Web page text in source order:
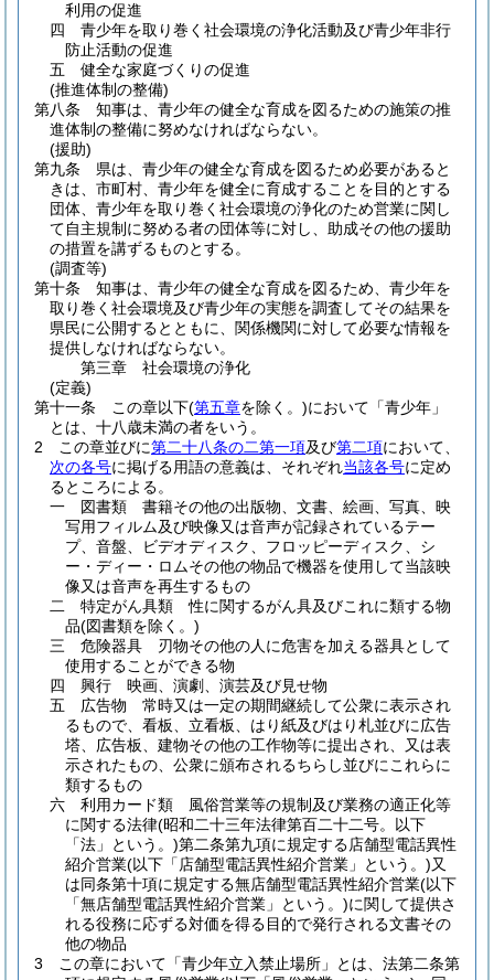
利用の促進
四
青少年を取り巻く社会環境の浄化活動及び青少年非行
防止活動の促進
五
健全な家庭づくりの促進
(推進体制の整備)
第八条
知事は、青少年の健全な育成を図るための施策の推
進体制の整備に努めなければならない。
(援助)
第九条
県は、青少年の健全な育成を図るため必要があると
きは、市町村、青少年を健全に育成することを目的とする
団体、青少年を取り巻く社会環境の浄化のため営業に関し
て自主規制に努める者の団体等に対し、助成その他の援助
の措置を講ずるものとする。
(調査等)
第十条
知事は、青少年の健全な育成を図るため、青少年を
取り巻く社会環境及び青少年の実態を調査してその結果を
県民に公開するとともに、関係機関に対して必要な情報を
提供しなければならない。
第三章
社会環境の浄化
(定義)
第十一条
この章以下(第五章を除く。)において「青少年」
とは、十八歳未満の者をいう。
2
この章並びに第二十八条の二第一項及び第二項において、
次の各号に掲げる用語の意義は、それぞれ当該各号に定め
るところによる。
一
図書類 書籍その他の出版物、文書、絵画、写真、映
写用フィルム及び映像又は音声が記録されているテー
プ、音盤、ビデオディスク、フロッピーディスク、シ
ー・ディー・ロムその他の物品で機器を使用して当該映
像又は音声を再生するもの
二
特定がん具類 性に関するがん具及びこれに類する物
品(図書類を除く。)
三
危険器具 刃物その他の人に危害を加える器具として
使用することができる物
四
興行 映画、演劇、演芸及び見せ物
五
広告物 常時又は一定の期間継続して公衆に表示され
るもので、看板、立看板、はり紙及びはり札並びに広告
塔、広告板、建物その他の工作物等に提出され、又は表
示されたもの、公衆に頒布されるちらし並びにこれらに
類するもの
六
利用カード類 風俗営業等の規制及び業務の適正化等
に関する法律(昭和二十三年法律第百二十二号。以下
「法」という。)第二条第九項に規定する店舗型電話異性
紹介営業(以下「店舗型電話異性紹介営業」という。)又
は同条第十項に規定する無店舗型電話異性紹介営業(以下
「無店舗型電話異性紹介営業」という。)に関して提供さ
れる役務に応ずる対価を得る目的で発行される文書その
他の物品
3
この章において「青少年立入禁止場所」とは、法第二条第